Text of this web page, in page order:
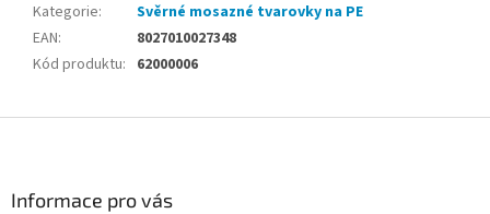
Kategorie:
Svěrné mosazné tvarovky na PE
EAN:
8027010027348
Kód produktu: 62000006
Informace pro vás